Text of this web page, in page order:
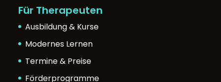
Für Therapeuten
Ausbildung & Kurse
Modernes Lernen
Termine & Preise
Förderprogramme